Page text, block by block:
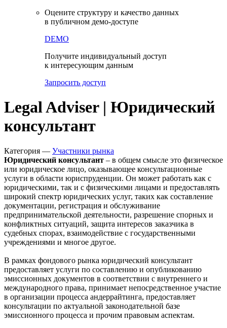
Оцените структуру и качество данных
в публичном демо-доступе
DEMO
Получите индивидуальный доступ
к интересующим данным
Запросить доступ
Legal Adviser | Юридический
консультант
Категория — Участники рынка
Юридический консультант – в общем смысле это физическое
или юридическое лицо, оказывающее консультационные
услуги в области юриспруденции. Он может работать как с
юридическими, так и с физическими лицами и предоставлять
широкий спектр юридических услуг, таких как составление
документации, регистрация и обслуживание
предпринимательской деятельности, разрешение спорных и
конфликтных ситуаций, защита интересов заказчика в
судебных спорах, взаимодействие с государственными
учреждениями и многое другое.
В рамках фондового рынка юридический консультант
предоставляет услуги по составлению и опубликованию
эмиссионных документов в соответствии с внутреннего и
международного права, принимает непосредственное участие
в организации процесса андеррайтинга, предоставляет
консультации по актуальной законодательной базе
эмиссионного процесса и прочим правовым аспектам.